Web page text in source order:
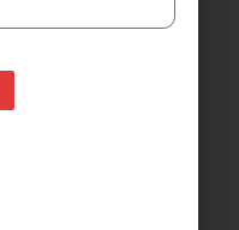
carrito